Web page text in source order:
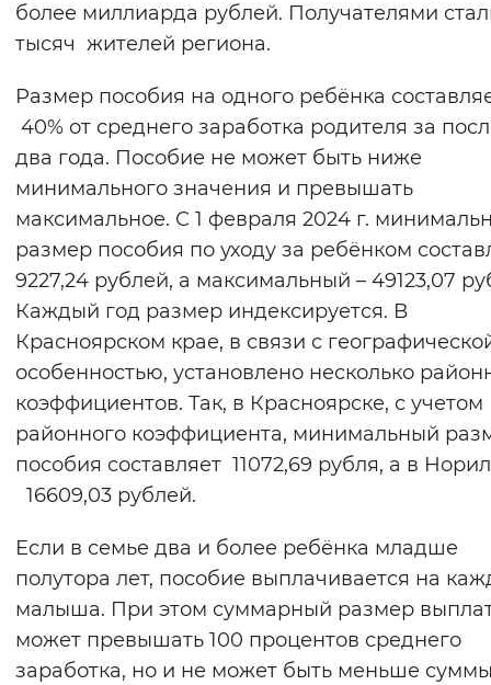
Изображения
Включены Выключены
Звуковой ассистент
Воспроизвести Остановить
Вернуть стандартные настройки
более миллиарда рублей. Получателями
тысяч жителей региона.
Размер пособия на одного ребёнка
40% от среднего заработка родителя за
два года. Пособие не может быть ниже
минимального значения и превышать
максимальное. С 1 февраля 2024 г.
размер пособия по уходу за ребёнком
9227,24 рублей, а максимальный – 49123,07
Каждый год размер индексируется. В
Красноярском крае, в связи с
особенностью, установлено несколько
коэффициентов. Так, в Красноярске, с учетом
районного коэффициента, минимальный
пособия составляет 11072,69 рубля, а в
16609,03 рублей.
Если в семье два и более ребёнка младше
полутора лет, пособие выплачивается на
малыша. При этом суммарный размер
может превышать 100 процентов среднего
заработка, но и не может быть меньше